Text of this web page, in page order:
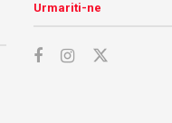
Urmariti-ne